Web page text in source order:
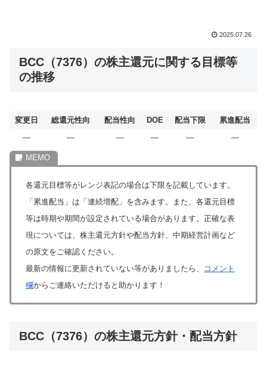
2025.07.26
BCC（7376）の株主還元に関する目標等
の推移
変更日 総還元性向 配当性向 DOE 配当下限
累進配当
―
― ― ― ― ―
各還元目標等がレンジ表記の場合は下限を記載しています。
「累進配当」は「連続増配」を含みます。また、各還元目標
等は時期や期間が設定されている場合があります。正確な表
現については、株主還元方針や配当方針、中期経営計画など
の原文をご確認ください。
最新の情報に更新されていない等がありましたら、
コメント
欄からご連絡いただけると助かります！
BCC（7376）の株主還元方針・配当方針